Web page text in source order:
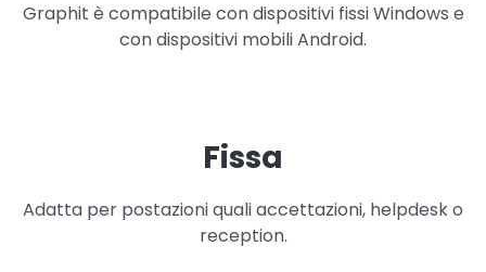
Graphit è compatibile con dispositivi fissi Windows e
con dispositivi mobili Android.
Fissa
Adatta per postazioni quali accettazioni, helpdesk o
reception.